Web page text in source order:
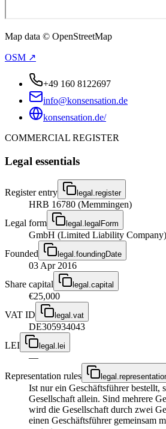
Map data © OpenStreetMap
OSM ↗
+49 160 8122697
info@konsensation.de
konsensation.de/
COMMERCIAL REGISTER
Legal essentials
Register entry legal.register
HRB 16780 (Memmingen)
Legal form
legal.legalForm
GmbH (Limited Liability Company)
Founded
legal.foundingDate
03 Apr 2016
Share capital
legal.capital
€25,000
VAT ID
legal.vat
DE305934043
LEI
legal.lei
—
Representation rules
Ist nur ein Geschäftsführer bestellt,
Gesellschaft allein. Sind mehrere
wird die Gesellschaft durch zwei
einen Geschäftsführer gemeinsam